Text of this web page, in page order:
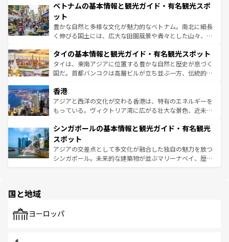
参照してほしい。
容にもいいと評判のスイーツなど、バラエティ豊かな料理
照してほしい。
き、地方に足を延ばせば四季折々の自然美を楽しむことが
できる。そして、キムチや焼肉、絶品のストリートフード
まで、さまざまな韓国料理が待っている。夜には、韓国な
らではのナイトライフも堪能できる。あたたかいホスピタ
わってみてほしい。 なお、新着の韓国情報はコンテンツ一
覧 を参照してほしい。
ベトナムの基本情報と観光ガイド・有名観光スポ
ット
豊かな自然と多様な文化が魅力的なベトナム。南北に細長
く伸びる国土には、広大な田園風景や青々とした山々、世
急速な発展と共に伝統が息づく。ハノイの古い町並みやホ
ーチミン市のフランス統治時代の建物も、独特の雰囲気を
醸し出している。また、バラエティの豊かさとおいしさで
とつ。フォーやバインミー、ベトナムコーヒーなどは、ぜ
ひ現地で味わいたい。どの地域を訪れてもあたたかい人々
が旅行者を迎えてくれるので、きっと忘れられない旅にな
参照してほしい。
タイの基本情報と観光ガイド・有名観光スポット
タイは、東南アジアに位置する豊かな自然と歴史が息づく
国だ。首都バンコクは高層ビルが立ち並ぶ一方、伝統的な
の活気が交差している。北部ではチェンマイなどの山岳地
帯で自然と触れ合い、南部ではプーケットやクラビの美し
いビーチでリゾート気分を楽しむことができる。タイ料理
激する。気候は一年中温暖で、どの季節にも異なる楽しみ
が待っている。親しみやすいタイの人々、仏教を中心とし
た文化、そして多様な観光資源が、訪れる旅人を魅了し続
ける。 なお、新着のタイ情報はコンテンツ一覧を参照して
香港
アジアと西洋の文化が交わる香港は、特有のエネルギーを
もっている。ヴィクトリア湾に広がる壮大な景色、近未来
み、どこを訪れても感動するはず。観光スポットが密集し
ており、効率よく見どころを回れるのも魅力。息をのむよ
うな絶景から文化的な体験まで、香港を存分に楽しみ尽く
そう。 なお、新着の香港情報はコンテンツ一覧を参照して
シンガポールの基本情報と観光ガイド・有名観光
スポット
アジアの交差点として多文化が融合した独自の魅力を放つ
シンガポール。未来的な建築物が並ぶマリーナベイ、歴史
で、ホーカーズは地元の風情を楽しめる外せないスポット
国と地域
ヨーロッパ